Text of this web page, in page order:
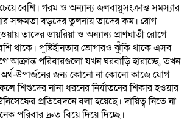
বেশি। গরম ও অন্যান্য জলবায়ুসংক্রান্ত সমস্যার
সক্ষমতা বড়দের তুলনায় তাদের কম। রোগ
তাদের ডায়রিয়া ও অন্যান্য প্রাণঘাতী রোগে
থাকে। পুষ্টিহীনতায় ভোগারও ঝুঁকি থাকে এসব
আক্রান্ত পরিবারগুলো যখন ঘরবাড়ি হারাচ্ছে, তখন
অর্থ-উপার্জনের জন্য কোনো না কোনো কাজে যোগ
শিশুদের নানা ধরনের নির্যাতনের শিকার হওয়ার
প্রতিবেদনে বলা হয়েছে। দায়িত্ব নিতে না
পরিবার দ্রুত বিয়ে দিয়ে দিচ্ছে।